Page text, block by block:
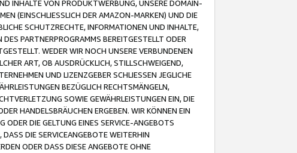
INHALTE VON PRODUKTWERBUNG, UNSERE DOMAIN-
(EINSCHLIESSLICH DER AMAZON-MARKEN) UND DIE
SCHUTZRECHTE, INFORMATIONEN UND INHALTE,
PARTNERPROGRAMMS BEREITGESTELLT ODER
WEDER WIR NOCH UNSERE VERBUNDENEN
ART, OB AUSDRÜCKLICH, STILLSCHWEIGEND,
UND LIZENZGEBER SCHLIESSEN JEGLICHE
BEZÜGLICH RECHTSMÄNGELN,
SOWIE GEWÄHRLEISTUNGEN EIN, DIE
HANDELSBRÄUCHEN ERGEBEN. WIR KÖNNEN EIN
ODER DIE GELTUNG EINES SERVICE-ANGEBOTS
DIE SERVICEANGEBOTE WEITERHIN
ODER DASS DIESE ANGEBOTE OHNE